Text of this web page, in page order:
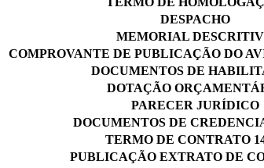
DESPACHO
MEMORIAL
COMPROVANTE DE PUBLICAÇÃO DO
DOCUMENTOS DE
DOTAÇÃO
PARECER JURÍDICO
DOCUMENTOS DE
TERMO DE CONTRATO
PUBLICAÇÃO EXTRATO DE